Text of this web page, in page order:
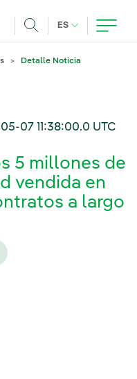
ES IDIOMA
Detalle Noticia
07 11:38:00.0 UTC
5 millones de
vendida en
a largo